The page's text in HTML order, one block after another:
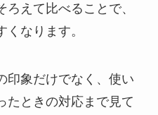
えて比べることで、
なります。
印象だけでなく、使い
たときの対応まで見て